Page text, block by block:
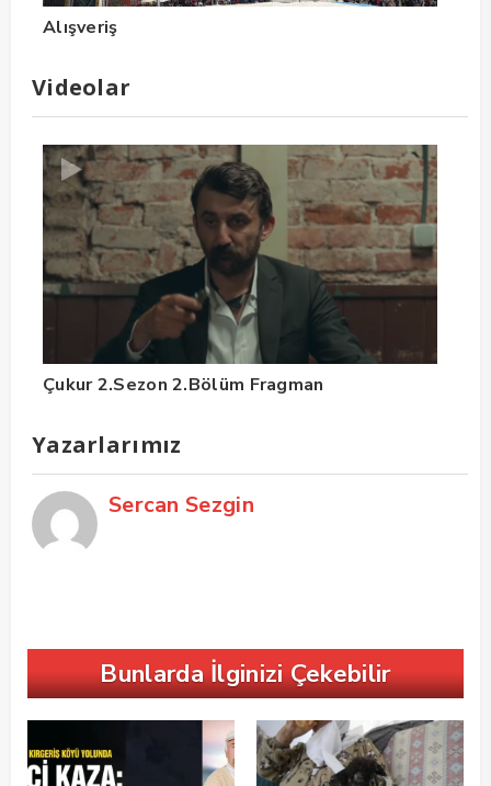
Alışveriş
Videolar
Çukur 2.Sezon 2.Bölüm Fragman
Yazarlarımız
Sercan Sezgin
Bunlarda İlginizi Çekebilir